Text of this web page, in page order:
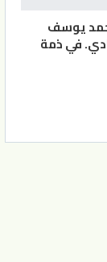
يوسف
في ذمة